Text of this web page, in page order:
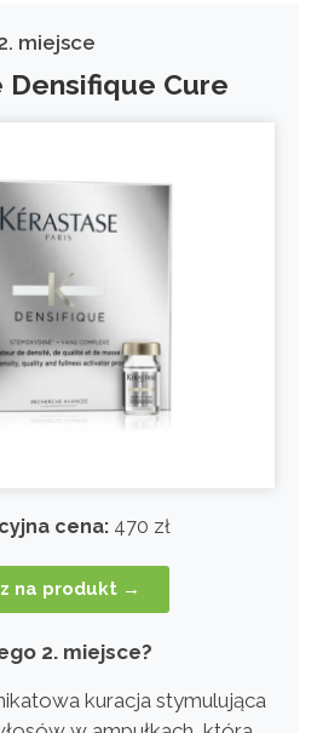
miejsce
Densifique Cure
cena:470 zł
na produkt →
2. miejsce?
kuracja stymulująca